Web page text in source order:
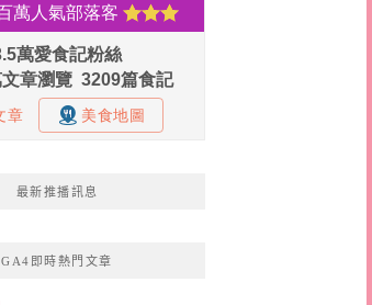
最新推播訊息
GA4即時熱門文章